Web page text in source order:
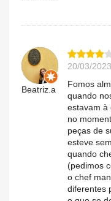
Beatriz.a
20/03/
Fomos
quando
estavam à
no
peças de
esteve
quando
(pedimos
o chef
diferentes